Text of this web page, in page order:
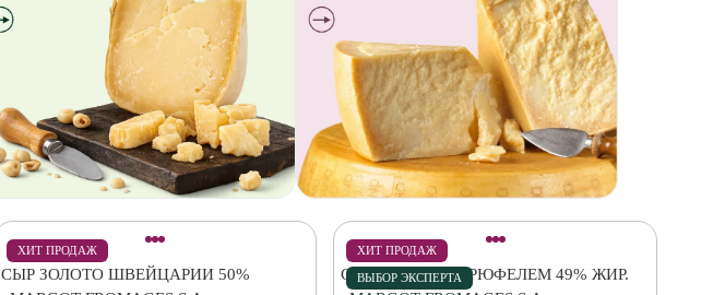
ХИТ ПРОДАЖ
СЫР ЗОЛОТО ШВЕЙЦАРИИ 50%
ХИТ ПРОДАЖ
ВЫБОР ЭКСПЕРТА
СЫР РАКЛЕТ С ТРЮФЕЛЕМ 49% ЖИР.